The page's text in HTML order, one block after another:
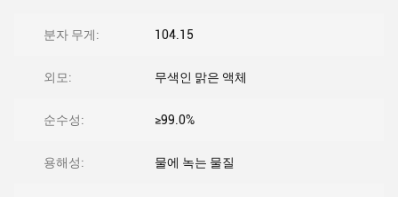
분자 무게: 104.15
외모: 무색인 맑은 액체
순수성: ≥99.0%
용해성: 물에 녹는 물질